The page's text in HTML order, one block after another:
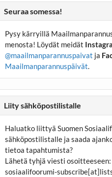
Seuraa somessa!
Pysy kärryillä
menosta! Löydät meidät
@maailmanparannuspaivat ja
Maailmanparannuspäivät.
Liity sähköpostilistalle
Haluatko liittyä Suomen
sähköpostilistalle ja saada
tietoa tapahtumista?
Lähetä tyhjä viesti osoitteeseen:
sosiaalifoorumi-